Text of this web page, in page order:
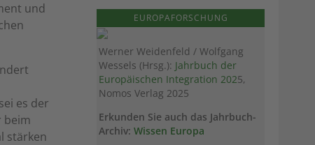
und
es der
beim
stärken
EUROPAFORSCHUNG
Werner Weidenfeld / Wolfgang
Wessels (Hrsg.): Jahrbuch der
Europäischen Integration 2025,
Nomos Verlag 2025
Erkunden Sie auch das Jahrbuch-
Archiv: Wissen Europa